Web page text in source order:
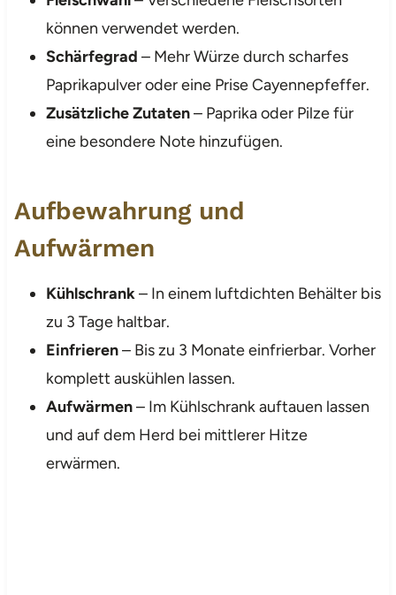
können verwendet werden.
Schärfegrad – Mehr Würze durch scharfes
Paprikapulver oder eine Prise Cayennepfeffer.
Zusätzliche Zutaten– Paprika oder Pilze für
eine besondere Note hinzufügen.
Aufbewahrung und
Aufwärmen
Kühlschrank– In einem luftdichten Behälter bis
zu 3 Tage haltbar.
Einfrieren– Bis zu 3 Monate einfrierbar. Vorher
komplett auskühlen lassen.
Aufwärmen– Im Kühlschrank auftauen lassen
und auf dem Herd bei mittlerer Hitze
erwärmen.